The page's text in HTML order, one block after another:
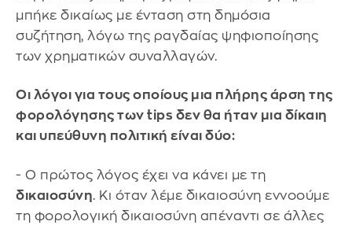
μπήκε δικαίως με ένταση στη δημόσια
συζήτηση, λόγω της ραγδαίας ψηφιοποίησης
των χρηματικών συναλλαγών.
Οι λόγοι για τους οποίους μια πλήρης άρση της
φορολόγησης των tips δεν θα ήταν μια δίκαιη
και υπεύθυνη πολιτική είναι δύο:
- Ο πρώτος λόγος έχει να κάνει με τη
δικαιοσύνη. Κι όταν λέμε δικαιοσύνη εννοούμε
τη φορολογική δικαιοσύνη απέναντι σε άλλες